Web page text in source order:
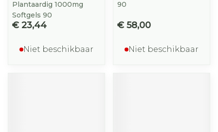
Plantaardig 1000mg
Softgels 90
€ 23,44
Niet beschikbaar
90
€ 58,00
Niet beschikbaar